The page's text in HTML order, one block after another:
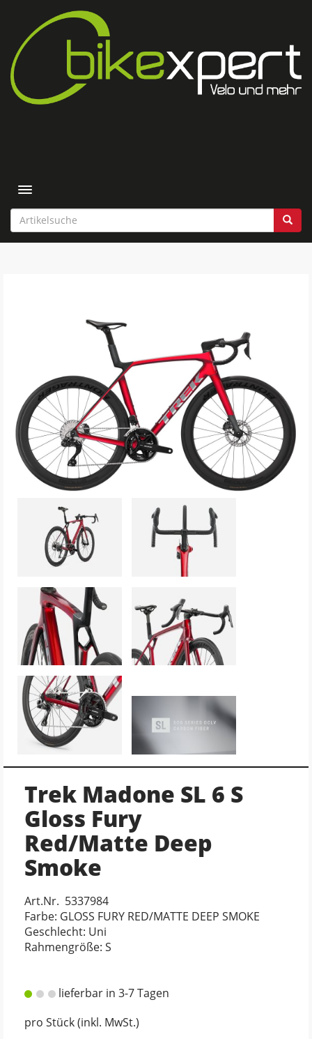
Toggle navigation
Trek Madone SL 6 S
Gloss Fury
Red/Matte Deep
Smoke
Art.Nr. 5337984
Farbe: GLOSS FURY RED/MATTE DEEP SMOKE
Geschlecht: Uni
Rahmengröße: S
lieferbar in 3-7 Tagen
pro Stück (inkl. MwSt.)